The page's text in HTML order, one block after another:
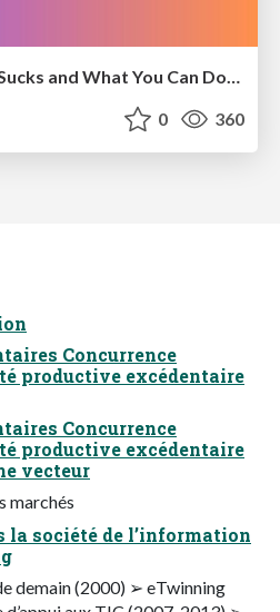
0 360
Concurrence
productive excédentaire
Concurrence
productive excédentaire
vecteur
marchés
la société de l’information
demain (2000) ➢ eTwinning